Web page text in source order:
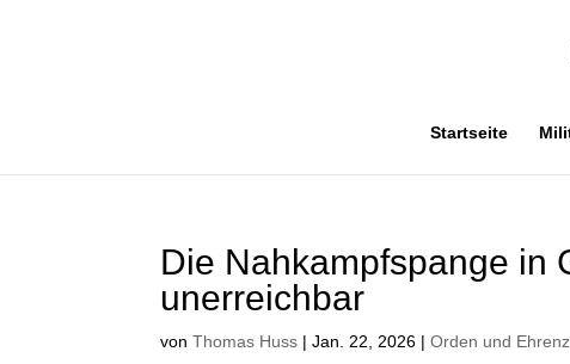
Startseite
Die Nahkampfspange in
unerreichbar
vonThomas Huss |Jan. 22, 2026 |Orden und